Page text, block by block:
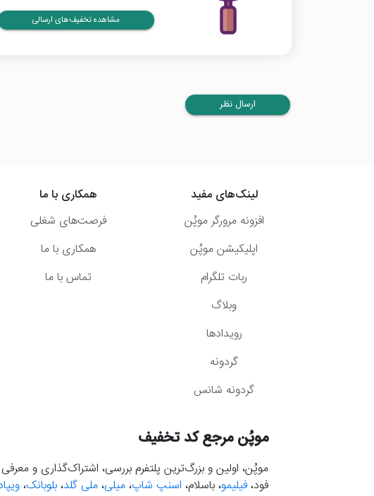
مشاهده تخفیف‌های ارسالی
ارسال نظر
لینک‌های مفید
افزونه مرورگر موپُن
اپلیکیشن موپُن
ربات تلگرام
وبلاگ
رویدادها
گردونه
گردونه شانس
همکاری با ما
فرصت‌های شغلی
همکاری با ما
تماس با ما
موپُن مرجع کد تخفیف
موپُن، اولین و بزرگ‌ترین پلتفرم بررسی، اشتراک‌گذاری و
فود، فیلیمو، باسلام، اسنپ شاپ، میلی، ملی گلد، بلوبانک،